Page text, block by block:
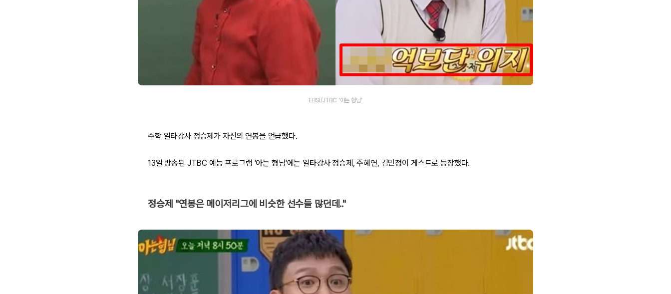
EBSi/JTBC '아는 형님'
수학 일타강사 정승제가 자신의 연봉을 언급했다.
13일 방송된 JTBC 예능 프로그램 '아는 형님'에는 일타강사 정승제, 주혜연, 김민정이 게스트로 등장했다.
정승제 "연봉은 메이저리그에 비슷한 선수들 많던데.."